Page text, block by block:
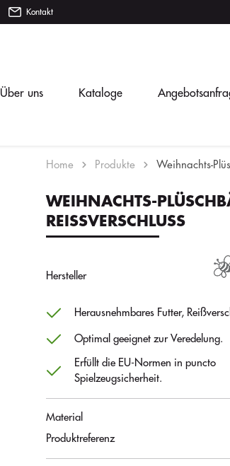
Kontakt
Über uns Kataloge
Home Produkte Weihnachts-
WEIHNACHTS-
REISSVERSCHLUSS
Hersteller
Herausnehmbares Futter,
Optimal geeignet zur Veredelung.
Erfüllt die EU-Normen in puncto
Spielzeugsicherheit.
Material
Produktreferenz